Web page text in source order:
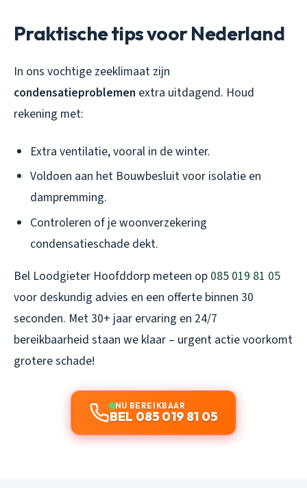
Praktische tips voor Nederland
In ons vochtige zeeklimaat zijn
condensatieproblemen extra uitdagend. Houd
rekening met:
Extra ventilatie, vooral in de winter.
Voldoen aan het Bouwbesluit voor isolatie en
dampremming.
Controleren of je woonverzekering
condensatieschade dekt.
Bel Loodgieter Hoofddorp meteen op 085 019 81 05
voor deskundig advies en een offerte binnen 30
seconden. Met 30+ jaar ervaring en 24/7
bereikbaarheid staan we klaar – urgent actie voorkomt
grotere schade!
NU BEREIKBAAR
BEL 085 019 81 05